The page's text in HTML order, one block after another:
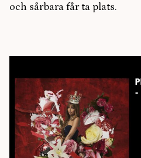
och sårbara får ta plats.